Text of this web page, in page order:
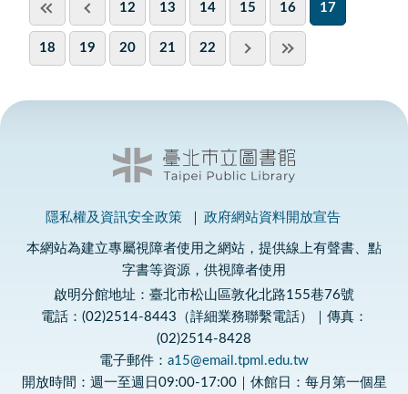
12 13 14 15 16 17
18 19 20 21 22
隱私權及資訊安全政策 政府網站資料開放宣告
本網站為建立專屬視障者使用之網站，提供線上有聲書、點
字書等資源，供視障者使用
啟明分館地址：臺北市松山區敦化北路155巷76號
電話：(02)2514-8443（詳細業務聯繫電話）｜傳真：
(02)2514-8428
電子郵件： a15@email.tpml.edu.tw
開放時間：週一至週日09:00-17:00｜休館日：每月第一個星